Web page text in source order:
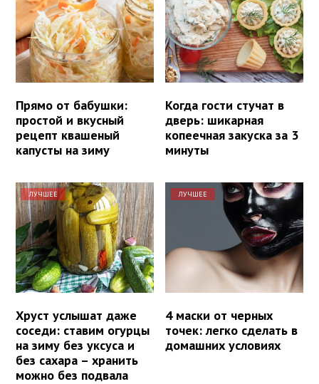
Прямо от бабушки:
простой и вкусный
рецепт квашеный
капусты на зиму
Когда гости стучат в
дверь: шикарная
копеечная закуска за 3
минуты
ЛУЧШЕЕ
Хруст услышат даже
соседи: ставим огурцы
на зиму без уксуса и
без сахара – хранить
можно без подвала
ЛУЧШЕЕ
4 маски от черных
точек: легко сделать в
домашних условиях